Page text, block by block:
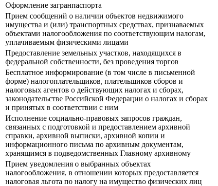
Оформление загранпаспорта
Прием сообщений о наличии объектов недвижимого
имущества и (или) транспортных средствах, признаваемых
объектами налогообложения по соответствующим налогам,
уплачиваемым физическими лицами
Предоставление земельных участков, находящихся в
федеральной собственности, без проведения торгов
Бесплатное информирование (в том числе в письменной
форме) налогоплательщиков, плательщиков сборов и
налоговых агентов о действующих налогах и сборах,
законодательстве Российской Федерации о налогах и сборах
и принятых в соответствии с ним
Исполнение социально-правовых запросов граждан,
связанных с подготовкой и предоставлением архивной
справки, архивной выписки, архивной копии и
информационного письма по архивным документам,
хранящимся в подведомственных Главному архивному
Прием уведомления о выбранных объектах
налогообложения, в отношении которых предоставляется
налоговая льгота по налогу на имущество физических лиц